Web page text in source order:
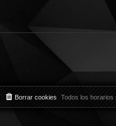
Todos los horarios
Borrar cookies